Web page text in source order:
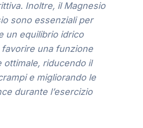
Inoltre, il Magnesio
sono essenziali per
un equilibrio idrico
una funzione
ottimale, riducendo il
e migliorando le
durante l’esercizio